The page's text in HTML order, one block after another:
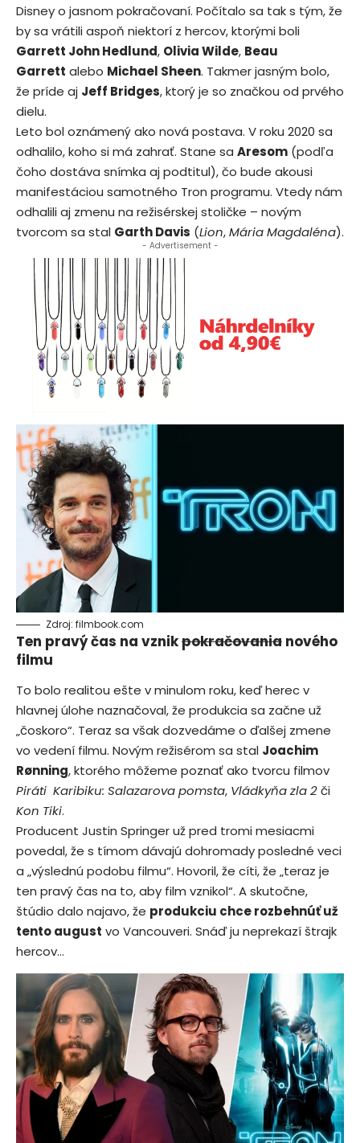
Disneyo jasnom pokračovaní. Počítalo sa tak s tým, že
by sa vrátili aspoň niektorí z hercov, ktorými boli
Garrett John Hedlund, Olivia Wilde, Beau
Garrett alebo Michael Sheen. Takmer jasným bolo,
že príde aj Jeff Bridges, ktorý je so značkou od prvého
dielu.
Leto bol oznámený ako nová postava. V roku 2020 sa
odhalilo, koho si má zahrať. Stane sa Aresom (podľa
čoho dostáva snímka aj podtitul), čo bude akousi
manifestáciou samotného Tron programu. Vtedy nám
odhalili aj zmenu na režisérskej stoličke – novým
tvorcom sa stal Garth Davis (Lion,Mária Magdaléna).
- Advertisement -
Zdroj: filmbook.com
Ten pravý čas na vznikpokračovania nového
filmu
To bolo realitou ešte v minulom roku, keď herec v
hlavnej úlohe naznačoval, že produkcia sa začne už
„čoskoro“. Teraz sa však dozvedáme o ďalšej zmene
vo vedení filmu. Novým režisérom sa stal Joachim
Rønning, ktorého môžeme poznať ako tvorcu filmov
Piráti Karibiku: Salazarova pomsta, Vládkyňa zla 2či
Kon Tiki.
Producent Justin Springer už pred tromi mesiacmi
povedal, že s tímom dávajú dohromady posledné veci
a „výslednú podobu filmu“. Hovoril, že cíti, že „teraz je
ten pravý čas na to, aby film vznikol“. A skutočne,
štúdio dalo najavo, že produkciu chce rozbehnúť už
tento august vo Vancouveri. Snáď ju neprekazí štrajk
hercov…